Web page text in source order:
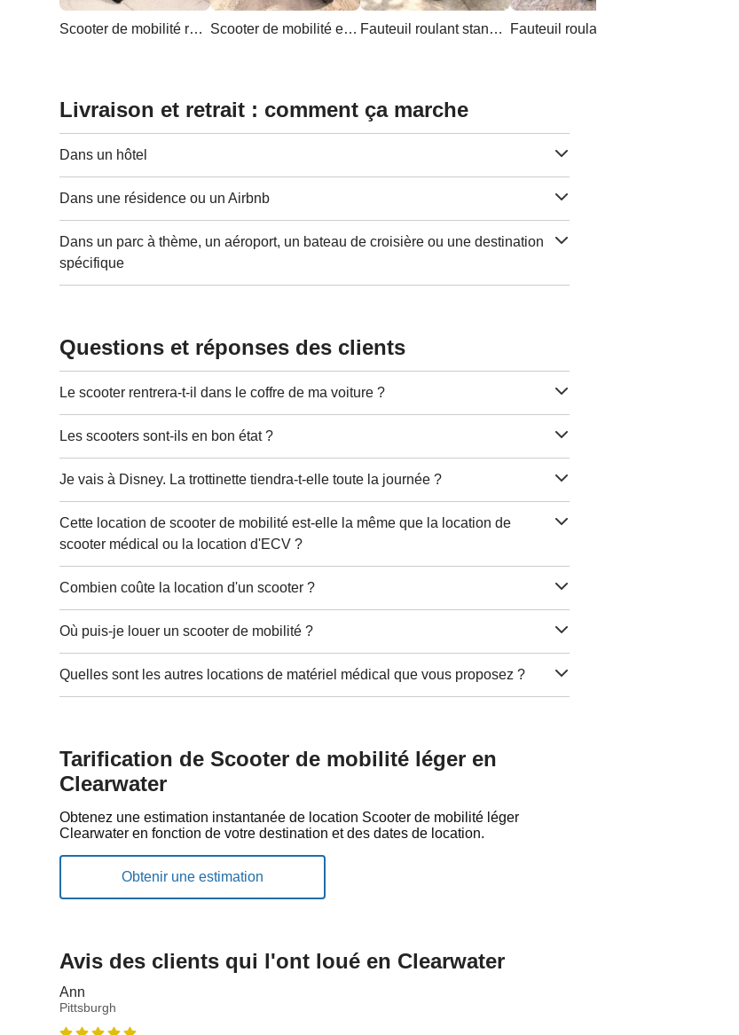
Scooter de mobilité robuste Scooter de mobilité extra large et robuste Fauteuil roulant standard ultra-léger
Livraison et retrait : comment ça marche
Dans un hôtel
Dans une résidence ou un Airbnb
Dans un parc à thème, un aéroport, un bateau de croisière ou une destination
spécifique
Questions et réponses des clients
Le scooter rentrera-t-il dans le coffre de ma voiture ?
Les scooters sont-ils en bon état ?
Je vais à Disney. La trottinette tiendra-t-elle toute la journée ?
Cette location de scooter de mobilité est-elle la même que la location de
scooter médical ou la location d'ECV ?
Combien coûte la location d'un scooter ?
Où puis-je louer un scooter de mobilité ?
Quelles sont les autres locations de matériel médical que vous proposez ?
Tarification de Scooter de mobilité léger en
Clearwater
Obtenez une estimation instantanée de location Scooter de mobilité léger
Clearwater en fonction de votre destination et des dates de location.
Avis des clients qui l'ont loué en Clearwater
Ann
Pittsburgh